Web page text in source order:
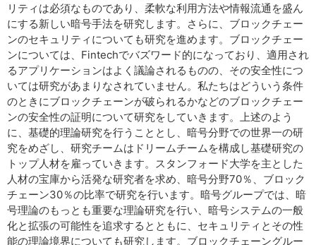
リティは必須なものであり、柔軟な利用方法や情報流通を盛ん
にする新しい暗号手法を研究します。さらに、ブロックチェー
ンのセキュリティについても研究を進めます。ブロックチェー
ンについては、Fintechでバズワード的になっており、適用され
るアプリケーションはよく議論されるものの、その安全性につ
いては研究があまりなされていません。私たちはどういう条件
のときにブロックチェーンが破られるかなどのブロックチェー
ンの安全性の証明について研究をしていきます。上述のよう
に、基礎的理論研究を行うこととし、暗号分野での世界一の研
究をめざし、研究チームはドリームチームを構成し基礎研究の
トップ人材を雇っていきます。スタンフォード大学を主とした
人材の宝庫から活発な研究者を求め、暗号分野70％、ブロック
チェーン30％の比率で研究を行います。暗号グループでは、暗
号理論のもっとも重要な理論研究を行い、暗号システムの一般
化と拡張の可能性を追求するとともに、セキュリティとその性
能の理論境界についても研究します。ブロックチェーングルー